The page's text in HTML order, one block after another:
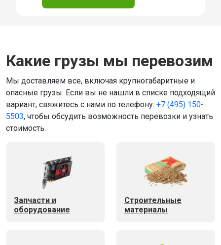
Какие грузы мы перевозим
Мы доставляем все, включая крупногабаритные и
опасные грузы. Если вы не нашли в списке подходящий
вариант, свяжитесь с нами по телефону: +7 (495) 150-
5503, чтобы обсудить возможность перевозки и узнать
стоимость.
Запчасти и
оборудование
Строительные
материалы